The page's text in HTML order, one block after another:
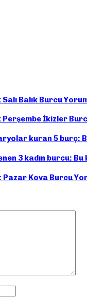
Balık Burcu
Perşembe İkizler
kuran 5 burç:
3 kadın burcu:
Kova Burcu